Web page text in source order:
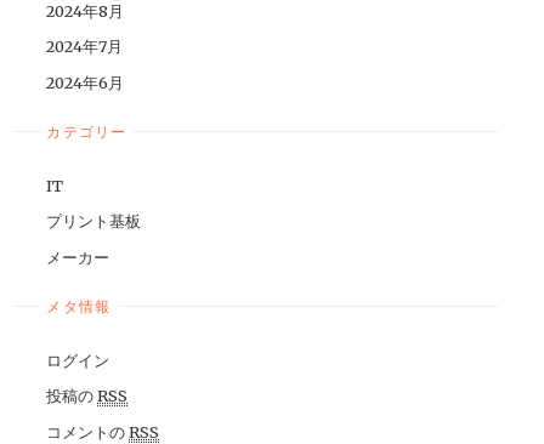
2024年8月
2024年7月
2024年6月
カテゴリー
IT
プリント基板
メーカー
メタ情報
ログイン
投稿のRSS
コメントのRSS